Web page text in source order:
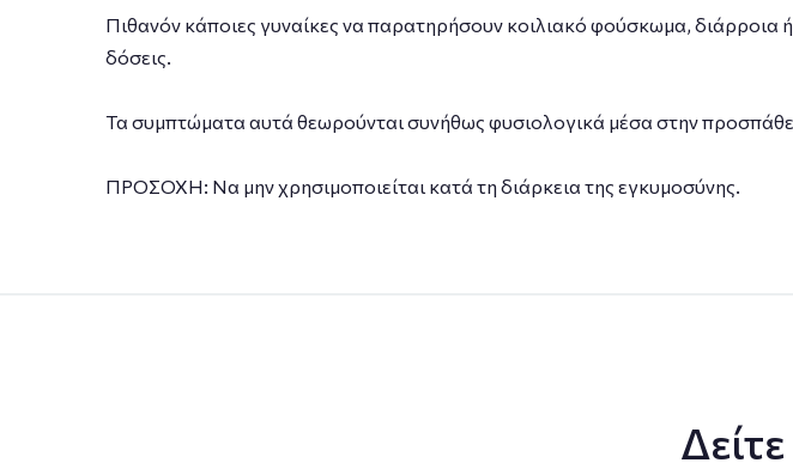
Πιθανόν κάποιες γυναίκες να παρατηρήσουν κοιλιακό φούσκωμα, διάρροια
δόσεις.
Τα συμπτώματα αυτά θεωρούνται συνήθως φυσιολογικά μέσα στην
ΠΡΟΣΟΧΗ: Να μην χρησιμοποιείται κατά τη διάρκεια της εγκυμοσύνης.